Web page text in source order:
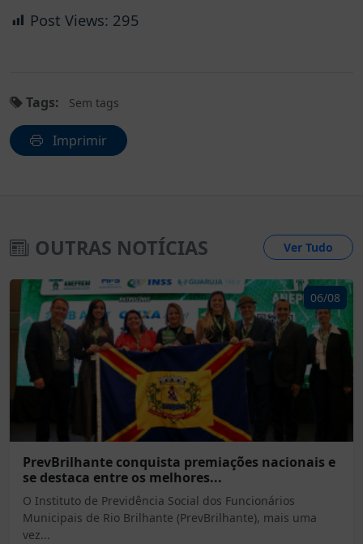
Post Views: 295
Tags: Sem tags
Imprimir
OUTRAS NOTÍCIAS Ver Tudo
06/08
PrevBrilhante conquista premiações nacionais e
se destaca entre os melhores...
O Instituto de Previdência Social dos Funcionários
Municipais de Rio Brilhante (PrevBrilhante), mais uma
vez...